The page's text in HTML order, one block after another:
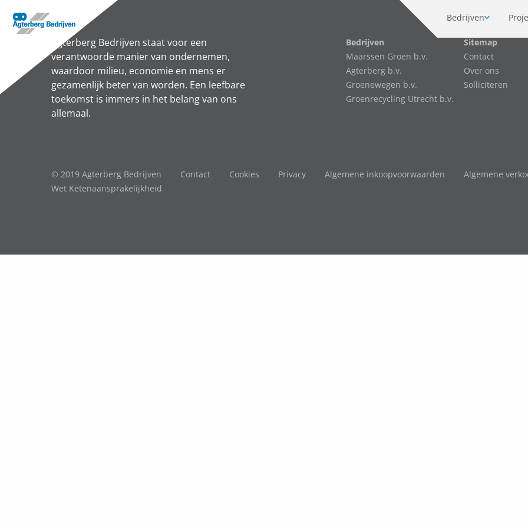
Bedrijven
Agterberg Bedrijven staat voor een
verantwoorde manier van ondernemen,
waardoor milieu, economie en mens er
gezamenlijk beter van worden. Een leefbare
toekomst is immers in het belang van ons
allemaal.
Bedrijven
Maarssen Groen b.v.
Agterberg b.v.
Groenewegen b.v.
Groenrecycling Utrecht b.v.
Sitemap
Contact
Over ons
Solliciteren
© 2019 Agterberg Bedrijven Contact Cookies Privacy Algemene inkoopvoorwaarden
Algemene
Wet Ketenaansprakelijkheid